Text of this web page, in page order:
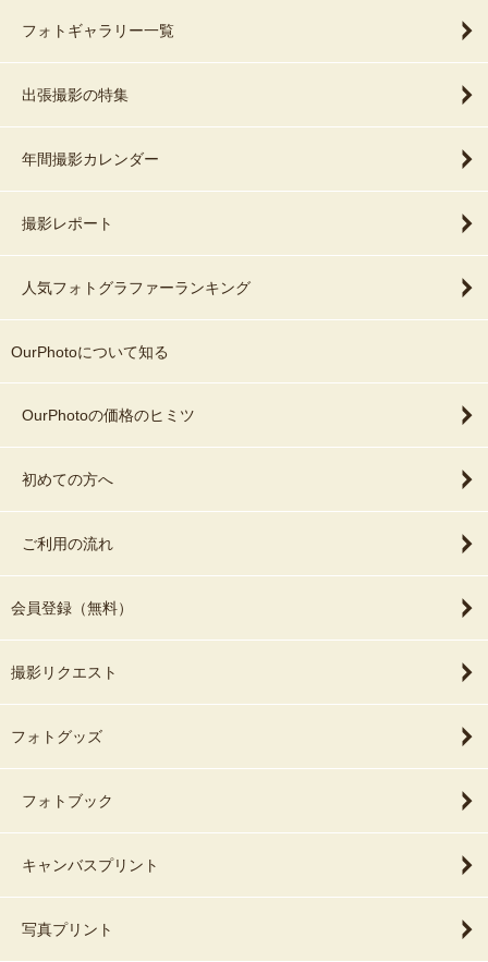
フォトギャラリー一覧
出張撮影の特集
年間撮影カレンダー
撮影レポート
人気フォトグラファーランキング
OurPhotoについて知る
OurPhotoの価格のヒミツ
初めての方へ
ご利用の流れ
会員登録（無料）
撮影リクエスト
フォトグッズ
フォトブック
キャンバスプリント
写真プリント